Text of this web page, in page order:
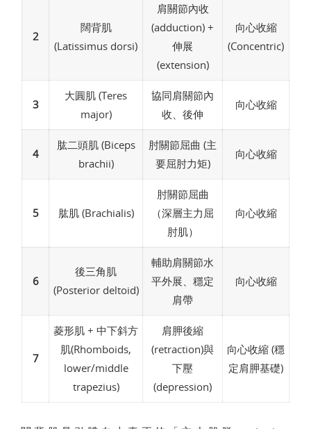
2
闊背肌
(Latissimus dorsi)
肩關節內收
(adduction) +
伸展
(extension)
向心收縮
(Concentric)
3
大圓肌 (Teres
major)
協同肩關節內
收、後伸
向心收縮
4
肱二頭肌 (Biceps
brachii)
肘關節屈曲 (主
要屈肘力矩)
向心收縮
5 肱肌 (Brachialis)
肘關節屈曲
（深層主力屈
肘肌）
向心收縮
6
後三角肌
(Posterior deltoid)
輔助肩關節水
平外展、穩定
肩帶
向心收縮
7
菱形肌 + 中下斜方
肌(Rhomboids,
lower/middle
trapezius)
肩胛後縮
(retraction)與
下壓
(depression)
向心收縮 (穩
定肩胛基礎)